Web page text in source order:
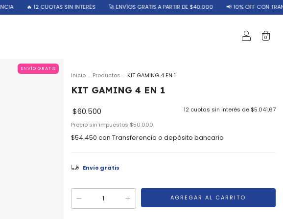
🔥 12 CUOTAS SIN INTERÉS 🚀 ENVÍOS GRATIS A PARTIR DE $40.000 📢 10% OFF CON
0
ENVÍO GRATIS
Inicio . Productos . KIT GAMING 4 EN 1
KIT GAMING 4 EN 1
$60.500 12 cuotas sin interés de $5.041,67
Precio sin impuestos $50.000
$54.450 con Transferencia o depósito bancario
Envío gratis